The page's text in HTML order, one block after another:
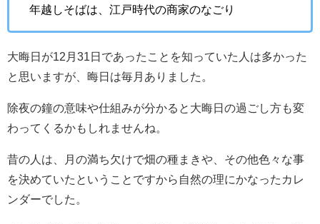
年越しそばは、江戸時代の商家のなごり
大晦日が12月31日であったことを知っていた人は多かった
と思いますが、晦日は毎月ありました。
除夜の鐘の意味や仕組みが分かると大晦日の過ごし方も変
わってくるかもしれませんね。
昔の人は、月の満ち欠けで畑の種まきや、その他色々な事
を決めていたということですから自然の理にかなったカレ
ンダーでした。